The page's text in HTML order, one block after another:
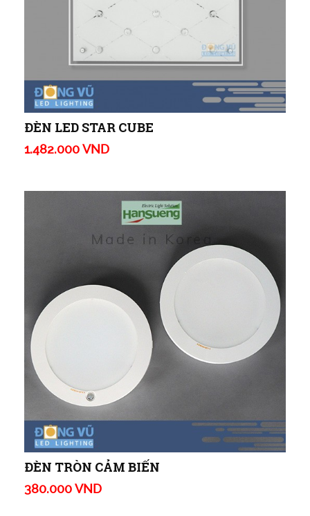
ĐÈN LED STAR CUBE
1.482.000 VND
ĐÈN TRÒN CẢM BIẾN
380.000 VND